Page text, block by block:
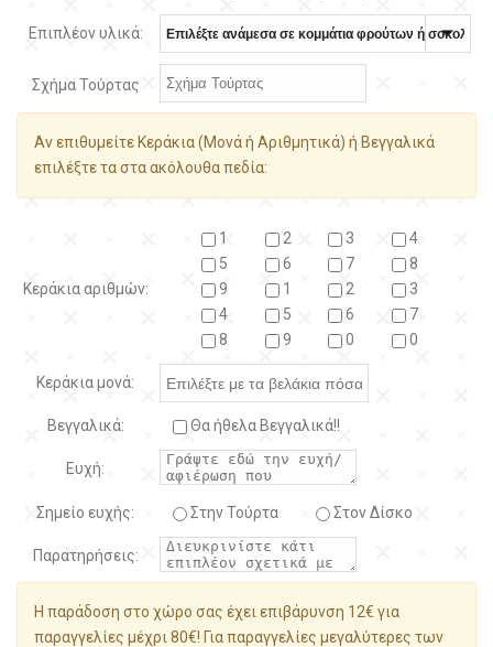
Επιπλέον υλικά:
Σχήμα Τούρτας
Αν επιθυμείτε Κεράκια (Μονά ή Αριθμητικά) ή Βεγγαλικά
επιλέξτε τα στα ακόλουθα πεδία:
Κεράκια αριθμών:
1 2 3
4
5
6 7
8
9
1 2
3
4
5 6
7
8
9 0 0
Κεράκια μονά:
Βεγγαλικά: Θα ήθελα Βεγγαλικά!!
Ευχή:
Σημείο ευχής: Στην Τούρτα Στον Δίσκο
Παρατηρήσεις:
Η παράδοση στο χώρο σας έχει επιβάρυνση 12€ για
παραγγελίες μέχρι 80€! Για παραγγελίες μεγαλύτερες των